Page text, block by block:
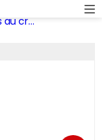
crible